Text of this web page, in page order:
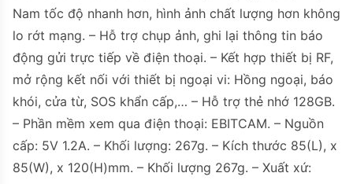
Nam tốc độ nhanh hơn, hình ảnh chất lượng hơn không
lo rớt mạng. – Hỗ trợ chụp ảnh, ghi lại thông tin báo
động gửi trực tiếp về điện thoại. – Kết hợp thiết bị RF,
mở rộng kết nối với thiết bị ngoại vi: Hồng ngoại, báo
khói, cửa từ, SOS khẩn cấp,… – Hỗ trợ thẻ nhớ 128GB.
– Phần mềm xem qua điện thoại: EBITCAM. – Nguồn
cấp: 5V 1.2A. – Khối lượng: 267g. – Kích thước 85(L), x
85(W), x 120(H)mm. – Khối lượng 267g. – Xuất xứ: